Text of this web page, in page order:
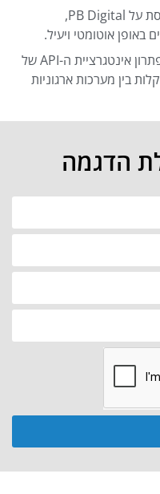
מערכת ההנגשה NAGIX, המבוססת על PB Digital,
אוטומטי ויעיל.
PB Digital משלבת כ-OEM את פתרון אינטגרציית ה-API של
הדגמה